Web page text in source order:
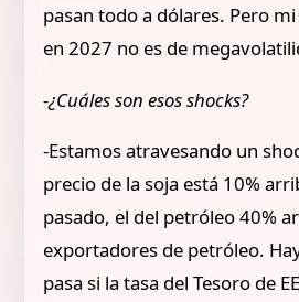
pasan todo a dólares. Pero
en 2027 no es de
-¿Cuáles son esos shocks?
-Estamos atravesando un
precio de la soja está 10%
pasado, el del petróleo 40%
exportadores de petróleo.
pasa si la tasa del Tesoro de